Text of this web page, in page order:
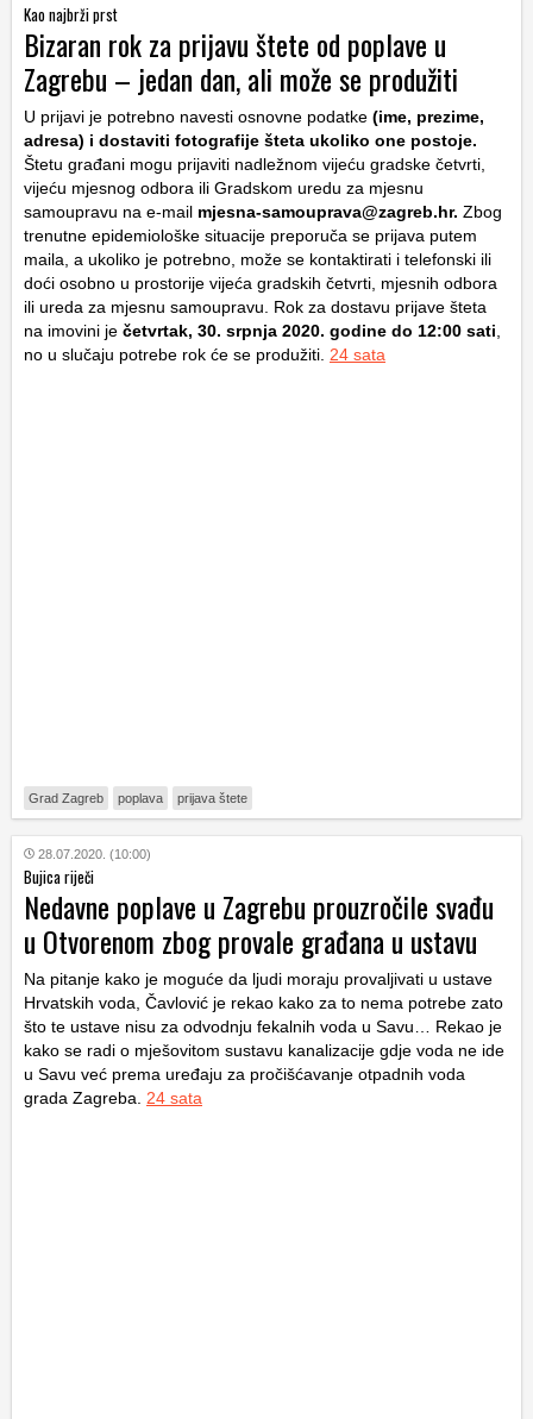
Kao najbrži prst
Bizaran rok za prijavu štete od poplave u
Zagrebu – jedan dan, ali može se produžiti
U prijavi je potrebno navesti osnovne podatke (ime, prezime,
adresa) i dostaviti fotografije šteta ukoliko one postoje.
Štetu građani mogu prijaviti nadležnom vijeću gradske četvrti,
vijeću mjesnog odbora ili Gradskom uredu za mjesnu
samoupravu na e-mail mjesna-samouprava@zagreb.hr. Zbog
trenutne epidemiološke situacije preporuča se prijava putem
maila, a ukoliko je potrebno, može se kontaktirati i telefonski ili
doći osobno u prostorije vijeća gradskih četvrti, mjesnih odbora
ili ureda za mjesnu samoupravu. Rok za dostavu prijave šteta
na imovini je četvrtak, 30. srpnja 2020. godine do 12:00 sati
no u slučaju potrebe rok će se produžiti. 24 sata
Grad Zagreb poplava prijava štete
28.07.2020. (10:00)
Bujica riječi
Nedavne poplave u Zagrebu prouzročile svađu
u Otvorenom zbog provale građana u ustavu
Na pitanje kako je moguće da ljudi moraju provaljivati u ustave
Hrvatskih voda, Čavlović je rekao kako za to nema potrebe zato
što te ustave nisu za odvodnju fekalnih voda u Savu… Rekao je
kako se radi o mješovitom sustavu kanalizacije gdje voda ne ide
u Savu već prema uređaju za pročišćavanje otpadnih voda
grada Zagreba. 24 sata